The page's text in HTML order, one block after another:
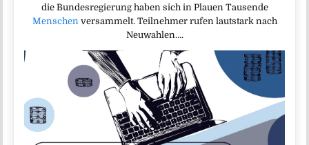
die Bundesregierung haben sich in Plauen Tausende
Menschenversammelt. Teilnehmer rufen lautstark nach
Neuwahlen….